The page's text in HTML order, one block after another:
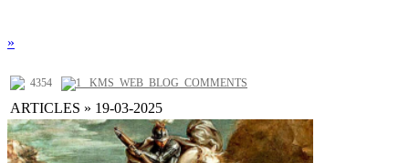
»
4354 1 _KMS_WEB_BLOG_COMMENTS
ARTICLES » 19-03-2025